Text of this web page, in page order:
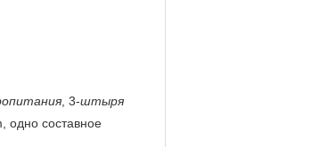
, 3-штыря
одно составное